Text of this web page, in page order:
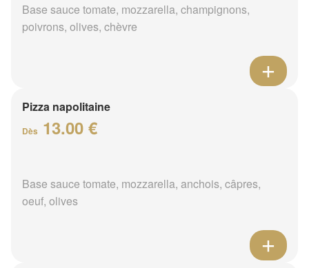
Base sauce tomate, mozzarella, champignons,
poivrons, olives, chèvre
Pizza napolitaine
Dès 13.00 €
Base sauce tomate, mozzarella, anchois, câpres,
oeuf, olives